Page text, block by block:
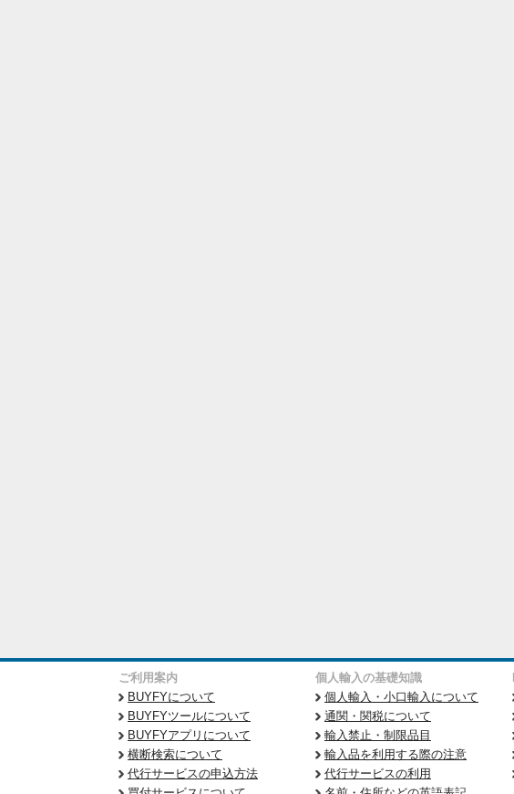
ご利用案内
BUYFYについて
BUYFYツールについて
BUYFYアプリについて
横断検索について
代行サービスの申込方法
個人輸入の基礎知識
個人輸入・小口輸入について
通関・関税について
輸入禁止・制限品目
輸入品を利用する際の注意
代行サービスの利用